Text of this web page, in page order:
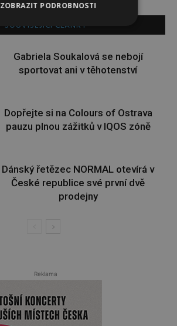
SOUVISEJÍCÍ ČLÁNKY
Gabriela Soukalová se nebojí
sportovat ani v těhotenství
Dopřejte si na Colours of Ostrava
pauzu plnou zážitků v IQOS zóně
Dánský řetězec NORMAL otevírá v
České republice své první dvě
prodejny
Reklama
ZOBRAZIT PODROBNOSTI